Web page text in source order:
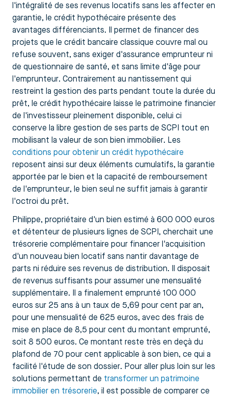
l'intégralité de ses revenus locatifs sans les affecter en
garantie, le crédit hypothécaire présente des
avantages différenciants. Il permet de financer des
projets que le crédit bancaire classique couvre mal ou
refuse souvent, sans exiger d'assurance emprunteur ni
de questionnaire de santé, et sans limite d'âge pour
l'emprunteur. Contrairement au nantissement qui
restreint la gestion des parts pendant toute la durée du
prêt, le crédit hypothécaire laisse le patrimoine financier
de l'investisseur pleinement disponible, celui ci
conserve la libre gestion de ses parts de SCPI tout en
mobilisant la valeur de son bien immobilier. Les
conditions pour obtenir un crédit hypothécaire
reposent ainsi sur deux éléments cumulatifs, la garantie
apportée par le bien et la capacité de remboursement
de l'emprunteur, le bien seul ne suffit jamais à garantir
l'octroi du prêt.
Philippe, propriétaire d'un bien estimé à 600 000 euros
et détenteur de plusieurs lignes de SCPI, cherchait une
trésorerie complémentaire pour financer l'acquisition
d'un nouveau bien locatif sans nantir davantage de
parts ni réduire ses revenus de distribution. Il disposait
de revenus suffisants pour assumer une mensualité
supplémentaire. Il a finalement emprunté 100 000
euros sur 25 ans à un taux de 5,69 pour cent par an,
pour une mensualité de 625 euros, avec des frais de
mise en place de 8,5 pour cent du montant emprunté,
soit 8 500 euros. Ce montant reste très en deçà du
plafond de 70 pour cent applicable à son bien, ce qui a
facilité l'étude de son dossier. Pour aller plus loin sur les
solutions permettant de transformer un patrimoine
immobilier en trésorerie, il est possible de comparer ce